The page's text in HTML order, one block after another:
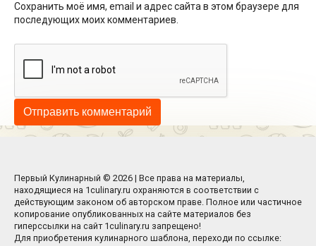
Сохранить моё имя, email и адрес сайта в этом браузере для
последующих моих комментариев.
Первый Кулинарный © 2026 | Все права на материалы,
находящиеся на 1culinary.ru охраняются в соответствии с
действующим законом об авторском праве. Полное или частичное
копирование опубликованных на сайте материалов без
гиперссылки на сайт 1culinary.ru запрещено!
Для приобретения кулинарного шаблона, переходи по ссылке: